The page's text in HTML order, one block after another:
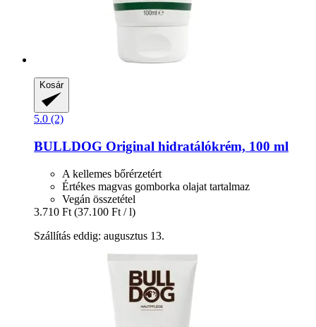
Kosár
5.0 (2)
BULLDOG Original hidratálókrém, 100 ml
A kellemes bőrérzetért
Értékes magvas gomborka olajat tartalmaz
Vegán összetétel
3.710 Ft (37.100 Ft / l)
Szállítás eddig: augusztus 13.